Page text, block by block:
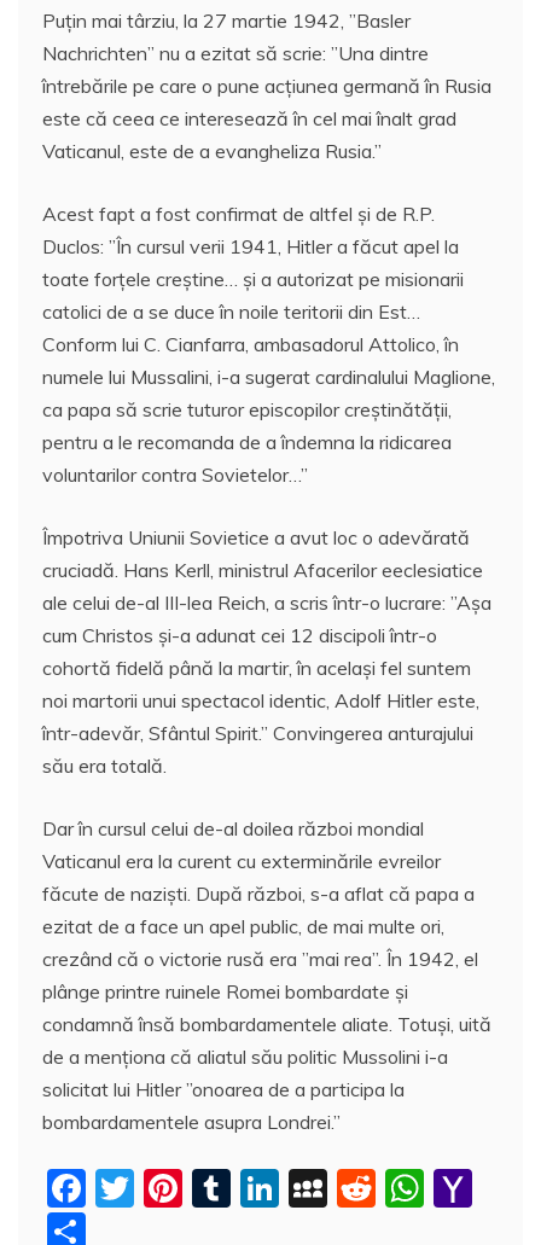
Puţin mai târziu, la 27 martie 1942, ”Basler
Nachrichten” nu a ezitat să scrie: ”Una dintre
întrebările pe care o pune acţiunea germană în Rusia
este că ceea ce interesează în cel mai înalt grad
Vaticanul, este de a evangheliza Rusia.”
Acest fapt a fost confirmat de altfel şi de R.P.
Duclos: ”În cursul verii 1941, Hitler a făcut apel la
toate forţele creştine… şi a autorizat pe misionarii
catolici de a se duce în noile teritorii din Est…
Conform lui C. Cianfarra, ambasadorul Attolico, în
numele lui Mussalini, i-a sugerat cardinalului Maglione,
ca papa să scrie tuturor episcopilor creştinătăţii,
pentru a le recomanda de a îndemna la ridicarea
voluntarilor contra Sovietelor…”
Împotriva Uniunii Sovietice a avut loc o adevărată
cruciadă. Hans Kerll, ministrul Afacerilor eeclesiatice
ale celui de-al III-lea Reich, a scris într-o lucrare: ”Aşa
cum Christos şi-a adunat cei 12 discipoli într-o
cohortă fidelă până la martir, în acelaşi fel suntem
noi martorii unui spectacol identic, Adolf Hitler este,
într-adevăr, Sfântul Spirit.” Convingerea anturajului
său era totală.
Dar în cursul celui de-al doilea război mondial
Vaticanul era la curent cu exterminările evreilor
făcute de nazişti. După război, s-a aflat că papa a
ezitat de a face un apel public, de mai multe ori,
crezând că o victorie rusă era ”mai rea”. În 1942, el
plânge printre ruinele Romei bombardate şi
condamnă însă bombardamentele aliate. Totuşi, uită
de a menţiona că aliatul său politic Mussolini i-a
solicitat lui Hitler ”onoarea de a participa la
bombardamentele asupra Londrei.”
F
T
Pi T
Li M R
W